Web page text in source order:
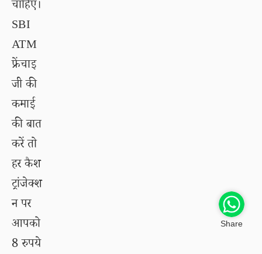
चाहिए।
SBI
ATM
फ्रेंचाइ
जी की
कमाई
की बात
करें तो
हर कैश
ट्रांजेक्श
न पर
आपको
8 रुपये
Share